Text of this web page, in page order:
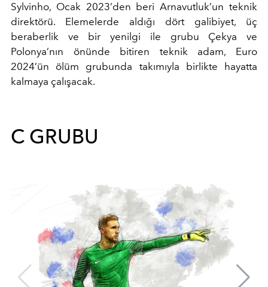
Sylvinho, Ocak 2023’den beri Arnavutluk’un teknik
direktörü. Elemelerde aldığı dört galibiyet, üç
beraberlik ve bir yenilgi ile grubu Çekya ve
Polonya’nın önünde bitiren teknik adam, Euro
2024’ün ölüm grubunda takımıyla birlikte hayatta
kalmaya çalışacak.
C GRUBU